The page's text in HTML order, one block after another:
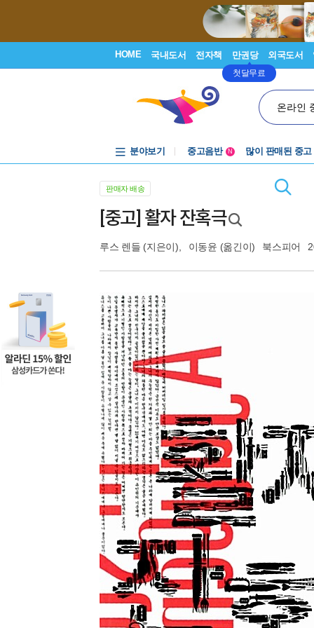
HOME 국내도서 전자책 만권당
첫달무료
외국도서
온라인
분야보기
중고음반
N 많이 판매된 중고
판매자 배송
[중고] 활자 잔혹극
루스 렌들 (지은이), 이동윤 (옮긴이) 북스피어